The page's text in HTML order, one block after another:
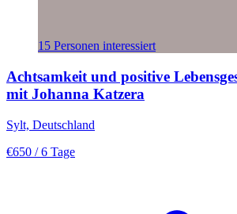
15 Personen interessiert
Achtsamkeit und positive
mit Johanna Katzera
Sylt, Deutschland
€650 / 6 Tage